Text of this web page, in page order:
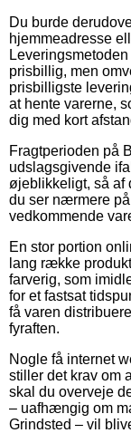
Du burde
hjemmeadresse
prisbillig, men
prisbilligste
at hente varerne,
dig med kort
Fragtperioden på
udslagsgivende
øjeblikkeligt, så af
du ser nærmere
vedkommende
En stor portion
lang række
farverig, som
for et fastsat
få varen
fyraften.
Nogle få internet
stiller det krav om
skal du overveje
– uafhængig om
Grindsted – vil